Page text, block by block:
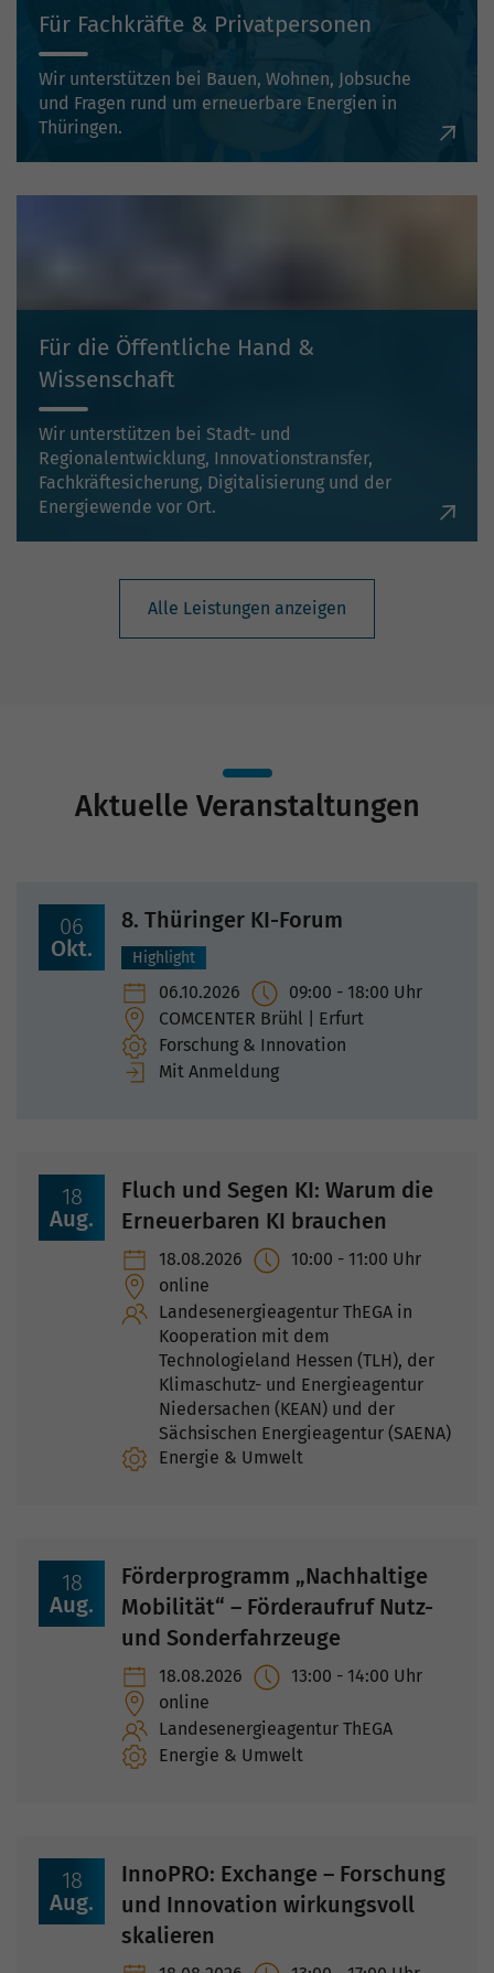
Für Fachkräfte & Privatpersonen
Wir unterstützen bei Bauen, Wohnen, Jobsuche
und Fragen rund um erneuerbare Energien in
Thüringen.
Für die Öffentliche Hand &
Wissenschaft
Wir unterstützen bei Stadt- und
Regionalentwicklung, Innovationstransfer,
Fachkräftesicherung, Digitalisierung und der
Energiewende vor Ort.
Alle Leistungen anzeigen
Aktuelle Veranstaltungen
06
Okt.
8. Thüringer KI-Forum
Highlight
06.10.2026 09:00 - 18:00 Uhr
COMCENTER Brühl | Erfurt
Forschung & Innovation
Mit Anmeldung
18
Aug.
Fluch und Segen KI: Warum die
Erneuerbaren KI brauchen
18.08.2026 10:00 - 11:00 Uhr
online
Landesenergieagentur ThEGA in
Kooperation mit dem
Technologieland Hessen (TLH), der
Klimaschutz- und Energieagentur
Niedersachen (KEAN) und der
Sächsischen Energieagentur (SAENA)
Energie & Umwelt
18
Aug.
Förderprogramm „Nachhaltige
Mobilität“ – Förderaufruf Nutz-
und Sonderfahrzeuge
18.08.2026 13:00 - 14:00 Uhr
online
Landesenergieagentur ThEGA
Energie & Umwelt
18
Aug.
InnoPRO: Exchange – Forschung
und Innovation wirkungsvoll
skalieren